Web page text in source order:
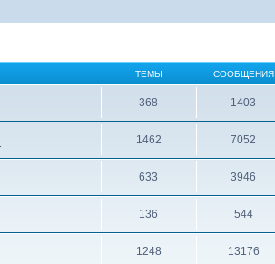
ТЕМЫ СООБЩЕНИЯ
368 1403
1462 7052
633 3946
136 544
1248 13176